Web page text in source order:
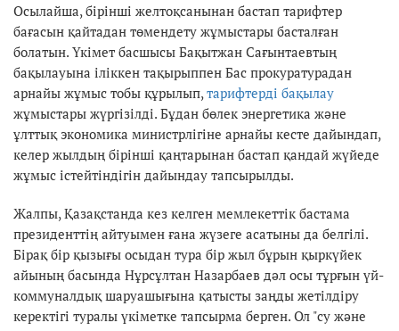
Осылайша, бірінші желтоқсанынан бастап тарифтер
бағасын қайтадан төмендету жұмыстары басталған
болатын. Үкімет басшысы Бақытжан Сағынтаевтың
бақылауына іліккен тақырыппен Бас прокуратурадан
арнайы жұмыс тобы құрылып, тарифтерді бақылау
жұмыстары жүргізілді. Бұдан бөлек энергетика және
ұлттық экономика министрлігіне арнайы кесте дайындап,
келер жылдың бірінші қаңтарынан бастап қандай жүйеде
жұмыс істейтіндігін дайындау тапсырылды.
Жалпы, Қазақстанда кез келген мемлекеттік бастама
президенттің айтуымен ғана жүзеге асатыны да белгілі.
Бірақ бір қызығы осыдан тура бір жыл бұрын қыркүйек
айының басында Нұрсұлтан Назарбаев дәл осы тұрғын үй-
коммуналдық шаруашығына қатысты заңды жетілдіру
керектігі туралы үкіметке тапсырма берген. Ол "су және